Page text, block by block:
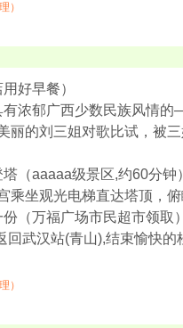
）
好早餐）
浓郁广西少数民族风情的
丽的刘三姐对歌比试，被
塔（aaaaa级景区,约60分
乘坐观光电梯直达塔顶，俯
（万福广场市民超市领
武汉站(青山),结束愉快的
）